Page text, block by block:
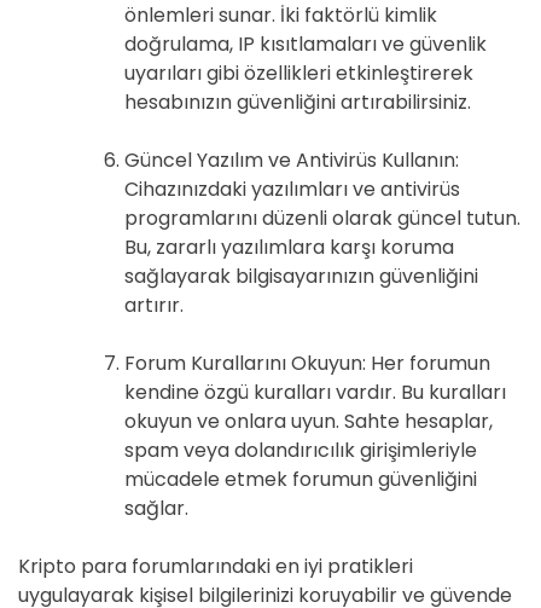
önlemleri sunar. İki faktörlü kimlik
doğrulama, IP kısıtlamaları ve güvenlik
uyarıları gibi özellikleri etkinleştirerek
hesabınızın güvenliğini artırabilirsiniz.
Güncel Yazılım ve Antivirüs Kullanın:
Cihazınızdaki yazılımları ve antivirüs
programlarını düzenli olarak güncel tutun.
Bu, zararlı yazılımlara karşı koruma
sağlayarak bilgisayarınızın güvenliğini
artırır.
Forum Kurallarını Okuyun: Her forumun
kendine özgü kuralları vardır. Bu kuralları
okuyun ve onlara uyun. Sahte hesaplar,
spam veya dolandırıcılık girişimleriyle
mücadele etmek forumun güvenliğini
sağlar.
Kripto para forumlarındaki en iyi pratikleri
uygulayarak kişisel bilgilerinizi koruyabilir ve güvende